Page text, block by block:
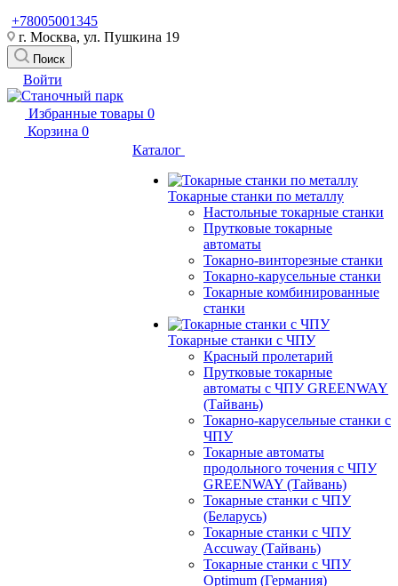
+78005001345
г. Москва, ул. Пушкина 19
Поиск
Войти
Избранные товары 0
Корзина 0
Каталог
Токарные станки по металлу
Настольные токарные станки
Прутковые токарные
автоматы
Токарно-винторезные станки
Токарно-карусельные станки
Токарные комбинированные
станки
Токарные станки с ЧПУ
Красный пролетарий
Прутковые токарные
автоматы с ЧПУ GREENWAY
(Тайвань)
Токарно-карусельные станки с
ЧПУ
Токарные автоматы
продольного точения с ЧПУ
GREENWAY (Тайвань)
Токарные станки с ЧПУ
(Беларусь)
Токарные станки с ЧПУ
Accuway (Тайвань)
Токарные станки с ЧПУ
Optimum (Германия)